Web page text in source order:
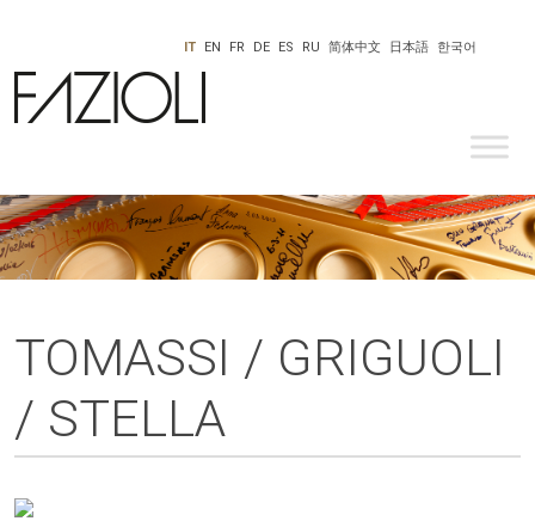
한국어
日本語
IT EN FR DE ES RU 简体中文
TOMASSI / GRIGUOLI
/ STELLA